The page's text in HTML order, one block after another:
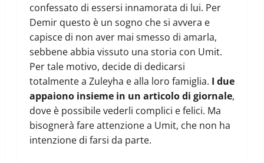
confessato di essersi innamorata di lui. Per
Demir questo è un sogno che si avvera e
capisce di non aver mai smesso di amarla,
sebbene abbia vissuto una storia con Umit.
Per tale motivo, decide di dedicarsi
totalmente a Zuleyha e alla loro famiglia. I due
appaiono insieme in un articolo di giornale,
dove è possibile vederli complici e felici. Ma
bisognerà fare attenzione a Umit, che non ha
intenzione di farsi da parte.